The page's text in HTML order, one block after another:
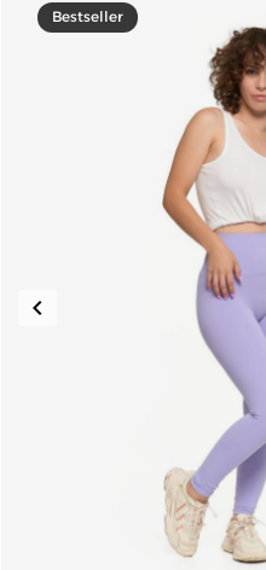
Bestseller
Poprzedni
keyboard_arrow_left